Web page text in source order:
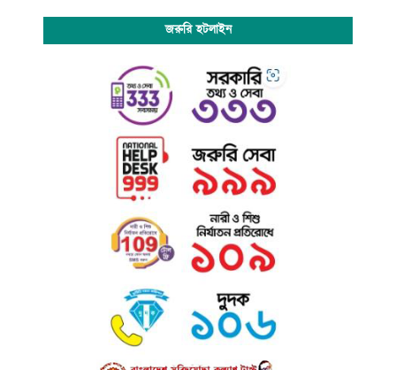
অক্লান্ত পরিশ্রমের ফসল আজকের কাউখালী বালিকা উচ্চ বিদ্যালয়
শিক্ষার মান ও ধারাবাহিক সাফল্য
বিদ্যালয়ে বর্তমানে ৬ষ্ঠ থেকে ১০ম শ্রেণি পর্যন্ত পাঠদান কার্যক্রম পরিচালিত হচ্ছে।
একাডেমিক ফলাফলের ধারাবাহিক উন্নতি এ বিদ্যালয়ের অন্যতম গর্ব।
২০২২ সালে,এসএসসি পরীক্ষায় দুজন ছাত্রী জিপিএ-৫ অর্জন
২০২৩ সালে,একজন ছাত্রী সকল বিষয়ে জিপিএ-৫ পেয়ে
বিদ্যালয়ের মর্যাদা ও সুনাম আরও সুদৃঢ় করে।
এই সফলতা শুধু সংখ্যায় নয়,গুণগত মানেও প্রমাণ করে-বিদ্যালয়টি নারী শিক্ষার এক
অবকাঠামো ও শিক্ষার পরিবেশ
অভিজ্ঞ ও নিবেদিতপ্রাণ শিক্ষকবৃন্দ
আধুনিক বিজ্ঞানাগার ও পাঠাগার
তথ্যপ্রযুক্তি সমন্বিত শ্রেণিকক্ষ
সহশিক্ষা কার্যক্রমে সক্রিয় অংশগ্রহণ
জরুরি হটলাইন